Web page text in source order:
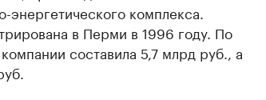
энергетического комплекса.
в Перми в 1996 году. По
составила 5,7 млрд руб., а